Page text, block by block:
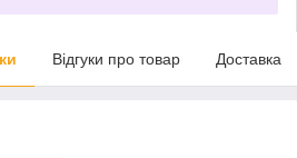
Відгуки про товар Доставка